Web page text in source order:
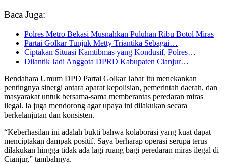
Baca Juga:
Polres Metro Bekasi Musnahkan Puluhan Ribu Botol Miras
Partai Golkar Tunjuk Metty Triantika Sebagai…
Ciptakan Situasi Kamtibmas yang Kondusif, Polres…
Dilantik Jadi Anggota DPRD Kabupaten Cianjur…
Bendahara Umum DPD Partai Golkar Jabar itu menekankan
pentingnya sinergi antara aparat kepolisian, pemerintah daerah, dan
masyarakat untuk bersama-sama memberantas peredaran miras
ilegal. Ia juga mendorong agar upaya ini dilakukan secara
berkelanjutan dan konsisten.
“Keberhasilan ini adalah bukti bahwa kolaborasi yang kuat dapat
menciptakan dampak positif. Saya berharap operasi serupa terus
dilakukan hingga tidak ada lagi ruang bagi peredaran miras ilegal di
Cianjur,” tambahnya.